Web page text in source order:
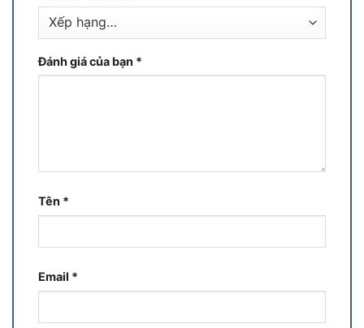
Đánh giá của bạn *
Tên *
Email *